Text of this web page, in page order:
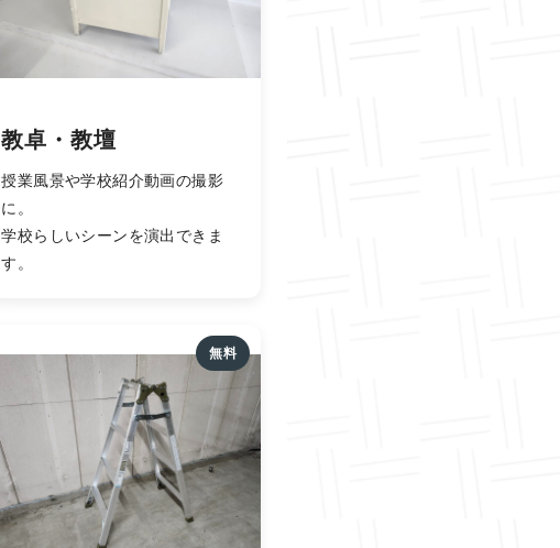
教卓・教壇
授業風景や学校紹介動画の撮影
に。
学校らしいシーンを演出できま
す。
無料